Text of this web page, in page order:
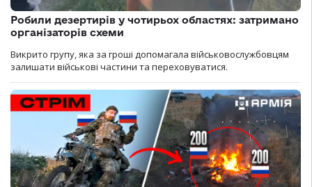
Робили дезертирів у чотирьох областях: затримано
організаторів схеми
Викрито групу, яка за гроші допомагала військовослужбовцям
залишати військові частини та переховуватися.